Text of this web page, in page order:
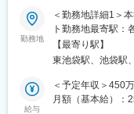
■担当業務：
大手電機メーカ等
まずは「4K」に
ただく予定です。
プロジェクトをし
案件も獲得してい
将来的にはプロジ
勤務地
＜勤務地詳細1＞
ト勤務地最寄駅：
務地詳細2＞顧客
面禁煙変更の範囲
【最寄り駅】
東池袋駅、池袋駅
給与
＜予定年収＞450
月額（基本給）：